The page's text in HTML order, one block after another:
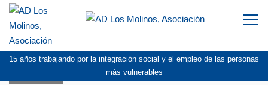
15 años trabajando por la integración social y el empleo de las personas
más vulnerables